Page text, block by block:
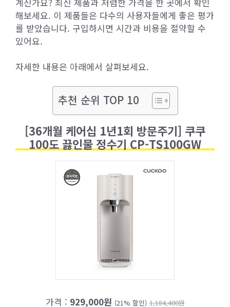
해보세요. 이 제품들은 다수의 사용자들에게 좋은 평가
를 받았습니다. 구입하시면 시간과 비용을 절약할 수
있어요.
자세한 내용은 아래에서 살펴보세요.
추천 순위 TOP 10
[36개월 케어십 1년1회 방문주기] 쿠쿠
100도 끓인물 정수기 CP-TS100GW
가격 : 929,000원 (21% 할인) 1,184,400원